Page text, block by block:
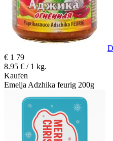
€ 1 79
8.95 € / 1 kg.
Kaufen
Emelja Adzhika feurig 200g